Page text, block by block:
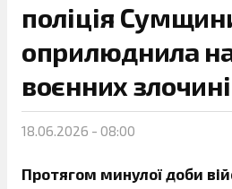
поліція
оприлюднила
воєнних
18.06.2026 - 08:00
Протягом минулої доби